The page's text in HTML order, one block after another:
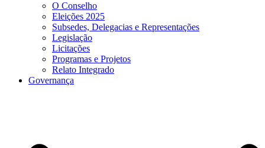
O Conselho
Eleições 2025
Subsedes, Delegacias e Representações
Legislação
Licitações
Programas e Projetos
Relato Integrado
Governança